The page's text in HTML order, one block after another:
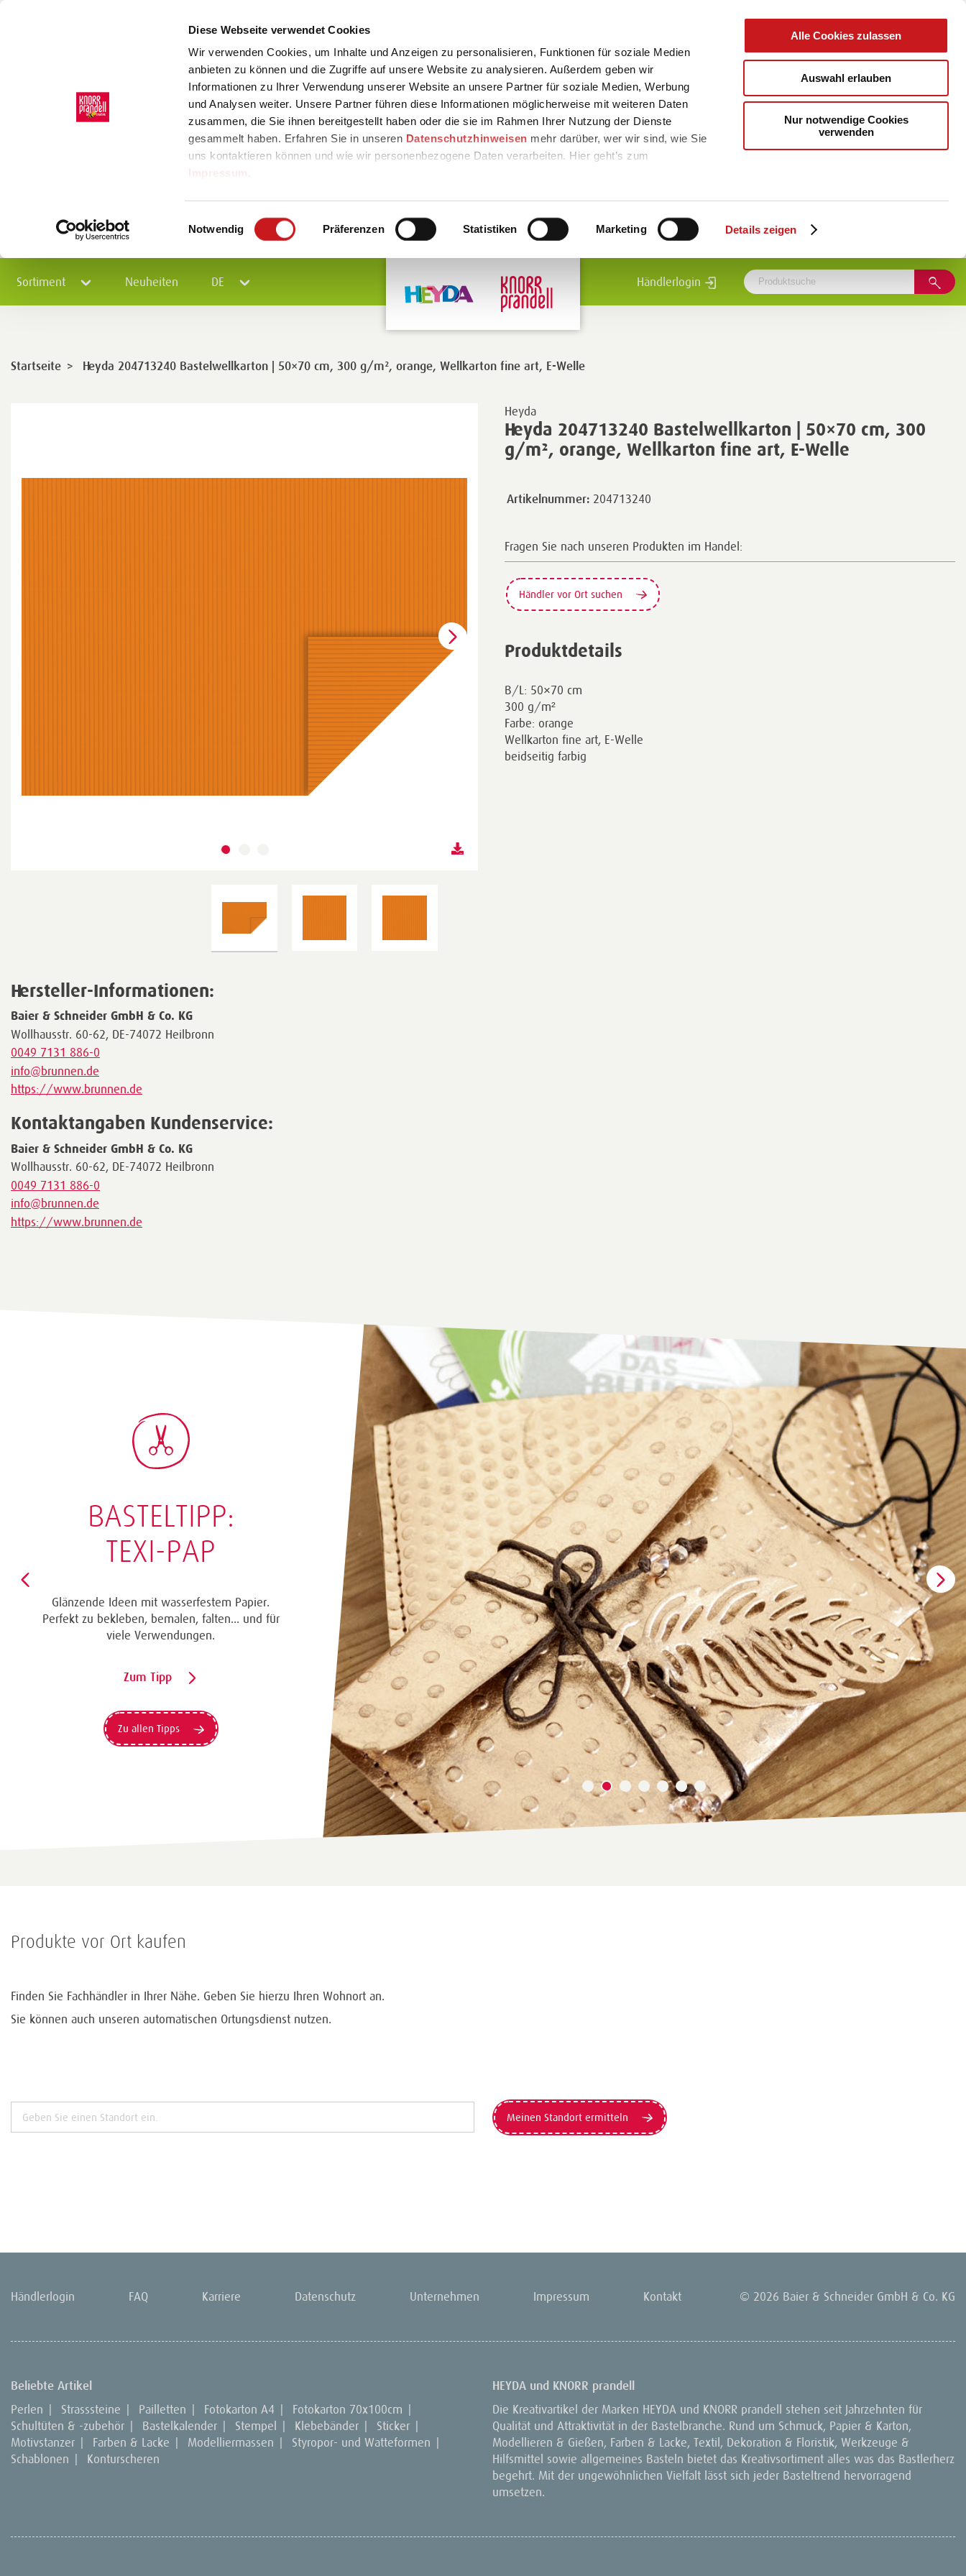
Diese Webseite verwendet Cookies
Wir verwenden Cookies, um Inhalte und Anzeigen zu personalisieren, Funktionen für soziale Medien
anbieten zu können und die Zugriffe auf unsere Website zu analysieren. Außerdem geben wir
Informationen zu Ihrer Verwendung unserer Website an unsere Partner für soziale Medien, Werbung
und Analysen weiter. Unsere Partner führen diese Informationen möglicherweise mit weiteren Daten
zusammen, die Sie ihnen bereitgestellt haben oder die sie im Rahmen Ihrer Nutzung der Dienste
gesammelt haben. Erfahren Sie in unseren Datenschutzhinweisen mehr darüber, wer wir sind, wie Sie
uns kontaktieren können und wie wir personenbezogene Daten verarbeiten. Hier geht’s zum
Impressum
Einwilligungsauswahl
Notwendig Präferenzen Statistiken Marketing Details zeigen
Alle Cookies zulassen
Auswahl erlauben
Nur notwendige Cookies
verwenden
Sortiment Neuheiten DE Händlerlogin
Heyda
Heyda 204713240 Bastelwellkarton | 50×70 cm, 300
g/m², orange, Wellkarton fine art, E-Welle
Startseite > Heyda 204713240 Bastelwellkarton | 50×70 cm, 300 g/m², orange, Wellkarton fine art, E-Welle
Artikelnummer: 204713240
Fragen Sie nach unseren Produkten im Handel:
Händler vor Ort suchen
Produktdetails
B/L: 50×70 cm
300 g/m²
Farbe: orange
Wellkarton fine art, E-Welle
beidseitig farbig
Hersteller-Informationen:
Baier & Schneider GmbH & Co. KG
Wollhausstr. 60-62, DE-74072 Heilbronn
0049 7131 886-0
info@brunnen.de
https://www.brunnen.de
Kontaktangaben Kundenservice:
Baier & Schneider GmbH & Co. KG
Wollhausstr. 60-62, DE-74072 Heilbronn
0049 7131 886-0
info@brunnen.de
https://www.brunnen.de
BASTELTIPP:
TEXI-PAP
Glänzende Ideen mit wasserfestem Papier.
Perfekt zu bekleben, bemalen, falten... und für
viele Verwendungen.
Zum Tipp
Zu allen Tipps
Produkte vor Ort kaufen
Finden Sie Fachhändler in Ihrer Nähe. Geben Sie hierzu Ihren Wohnort an.
Sie können auch unseren automatischen Ortungsdienst nutzen.
Meinen Standort ermitteln
Händlerlogin FAQ Karriere Datenschutz Unternehmen Impressum Kontakt © 2026 Baier & Schneider GmbH & Co. KG
Beliebte Artikel
Perlen Strasssteine Pailletten Fotokarton A4 Fotokarton 70x100cm
Schultüten & -zubehör
Bastelkalender Stempel Klebebänder Sticker
Motivstanzer
Farben & Lacke Modelliermassen Styropor- und Watteformen
Schablonen
Konturscheren
HEYDA und KNORR prandell
Die Kreativartikel der Marken HEYDA und KNORR prandell stehen seit Jahrzehnten für
Qualität und Attraktivität in der Bastelbranche. Rund um Schmuck, Papier & Karton,
Modellieren & Gießen, Farben & Lacke, Textil, Dekoration & Floristik, Werkzeuge &
Hilfsmittel sowie allgemeines Basteln bietet das Kreativsortiment alles was das Bastlerherz
begehrt. Mit der ungewöhnlichen Vielfalt lässt sich jeder Basteltrend hervorragend
umsetzen.